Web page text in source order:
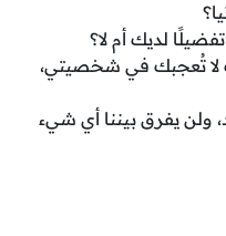
لديك أم لا؟
لا تُعجبك في شخصيتي،
ولن يفرق بيننا أي شيء